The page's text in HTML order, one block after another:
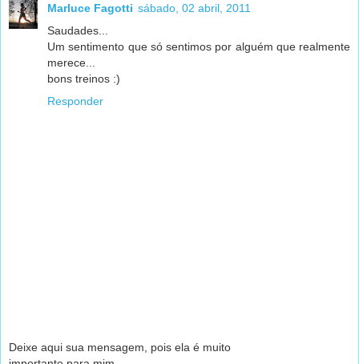
Marluce Fagotti sábado, 02 abril, 2011
Saudades...
Um sentimento que só sentimos por alguém que realmente
merece...
bons treinos :)
Responder
Deixe aqui sua mensagem, pois ela é muito